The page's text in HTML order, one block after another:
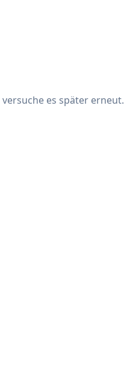
es später erneut.